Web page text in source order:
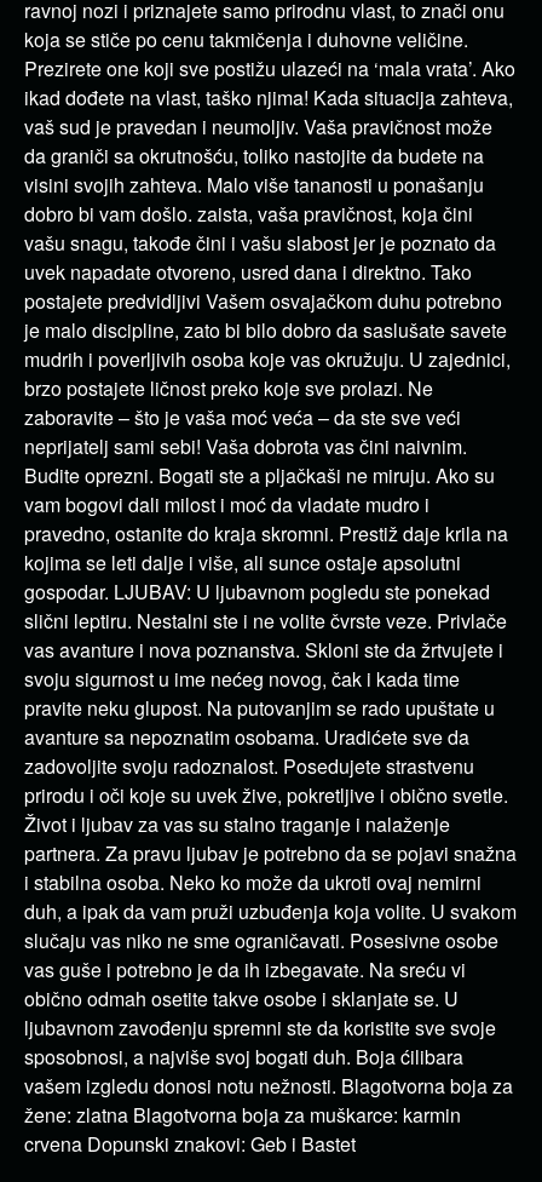
ravnoj nozi i priznajete samo prirodnu vlast, to znači onu
koja se stiče po cenu takmičenja i duhovne veličine.
Prezirete one koji sve postižu ulazeći na ‘mala vrata’. Ako
ikad dođete na vlast, taško njima! Kada situacija zahteva,
vaš sud je pravedan i neumoljiv. Vaša pravičnost može
da graniči sa okrutnošću, toliko nastojite da budete na
visini svojih zahteva. Malo više tananosti u ponašanju
dobro bi vam došlo. zaista, vaša pravičnost, koja čini
vašu snagu, takođe čini i vašu slabost jer je poznato da
uvek napadate otvoreno, usred dana i direktno. Tako
postajete predvidljivi Vašem osvajačkom duhu potrebno
je malo discipline, zato bi bilo dobro da saslušate savete
mudrih i poverljivih osoba koje vas okružuju. U zajednici,
brzo postajete ličnost preko koje sve prolazi. Ne
zaboravite – što je vaša moć veća – da ste sve veći
neprijatelj sami sebi! Vaša dobrota vas čini naivnim.
Budite oprezni. Bogati ste a pljačkaši ne miruju. Ako su
vam bogovi dali milost i moć da vladate mudro i
pravedno, ostanite do kraja skromni. Prestiž daje krila na
kojima se leti dalje i više, ali sunce ostaje apsolutni
gospodar. LJUBAV: U ljubavnom pogledu ste ponekad
slični leptiru. Nestalni ste i ne volite čvrste veze. Privlače
vas avanture i nova poznanstva. Skloni ste da žrtvujete i
svoju sigurnost u ime nećeg novog, čak i kada time
pravite neku glupost. Na putovanjim se rado upuštate u
avanture sa nepoznatim osobama. Uradićete sve da
zadovoljite svoju radoznalost. Posedujete strastvenu
prirodu i oči koje su uvek žive, pokretljive i obično svetle.
Život i ljubav za vas su stalno traganje i nalaženje
partnera. Za pravu ljubav je potrebno da se pojavi snažna
i stabilna osoba. Neko ko može da ukroti ovaj nemirni
duh, a ipak da vam pruži uzbuđenja koja volite. U svakom
slučaju vas niko ne sme ograničavati. Posesivne osobe
vas guše i potrebno je da ih izbegavate. Na sreću vi
obično odmah osetite takve osobe i sklanjate se. U
ljubavnom zavođenju spremni ste da koristite sve svoje
sposobnosi, a najviše svoj bogati duh. Boja ćilibara
vašem izgledu donosi notu nežnosti. Blagotvorna boja za
žene: zlatna Blagotvorna boja za muškarce: karmin
crvena Dopunski znakovi: Geb i Bastet